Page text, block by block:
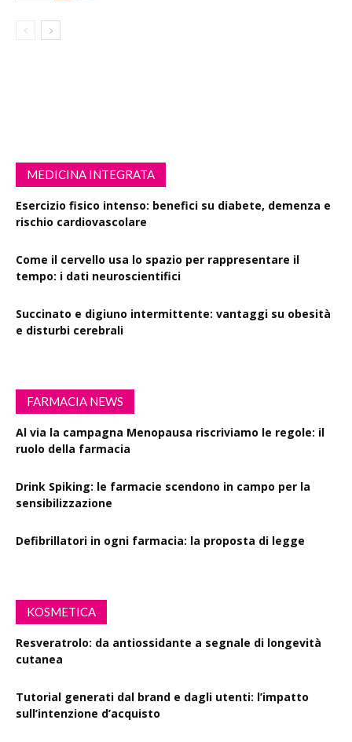
MEDICINA INTEGRATA
Esercizio fisico intenso: benefici su diabete, demenza e
rischio cardiovascolare
Come il cervello usa lo spazio per rappresentare il
tempo: i dati neuroscientifici
Succinato e digiuno intermittente: vantaggi su obesità
e disturbi cerebrali
FARMACIA NEWS
Al via la campagna Menopausa riscriviamo le regole: il
ruolo della farmacia
Drink Spiking: le farmacie scendono in campo per la
sensibilizzazione
Defibrillatori in ogni farmacia: la proposta di legge
KOSMETICA
Resveratrolo: da antiossidante a segnale di longevità
cutanea
Tutorial generati dal brand e dagli utenti: l’impatto
sull’intenzione d’acquisto